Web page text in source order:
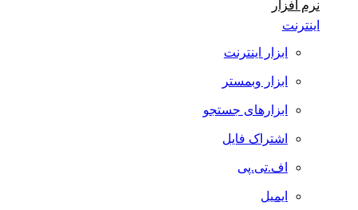
نرم افزار
اینترنت
ابزار اینترنت
ابزار وبمستر
ابزارهای جستجو
اشتراک فایل
اف.تی.پی
ایمیل